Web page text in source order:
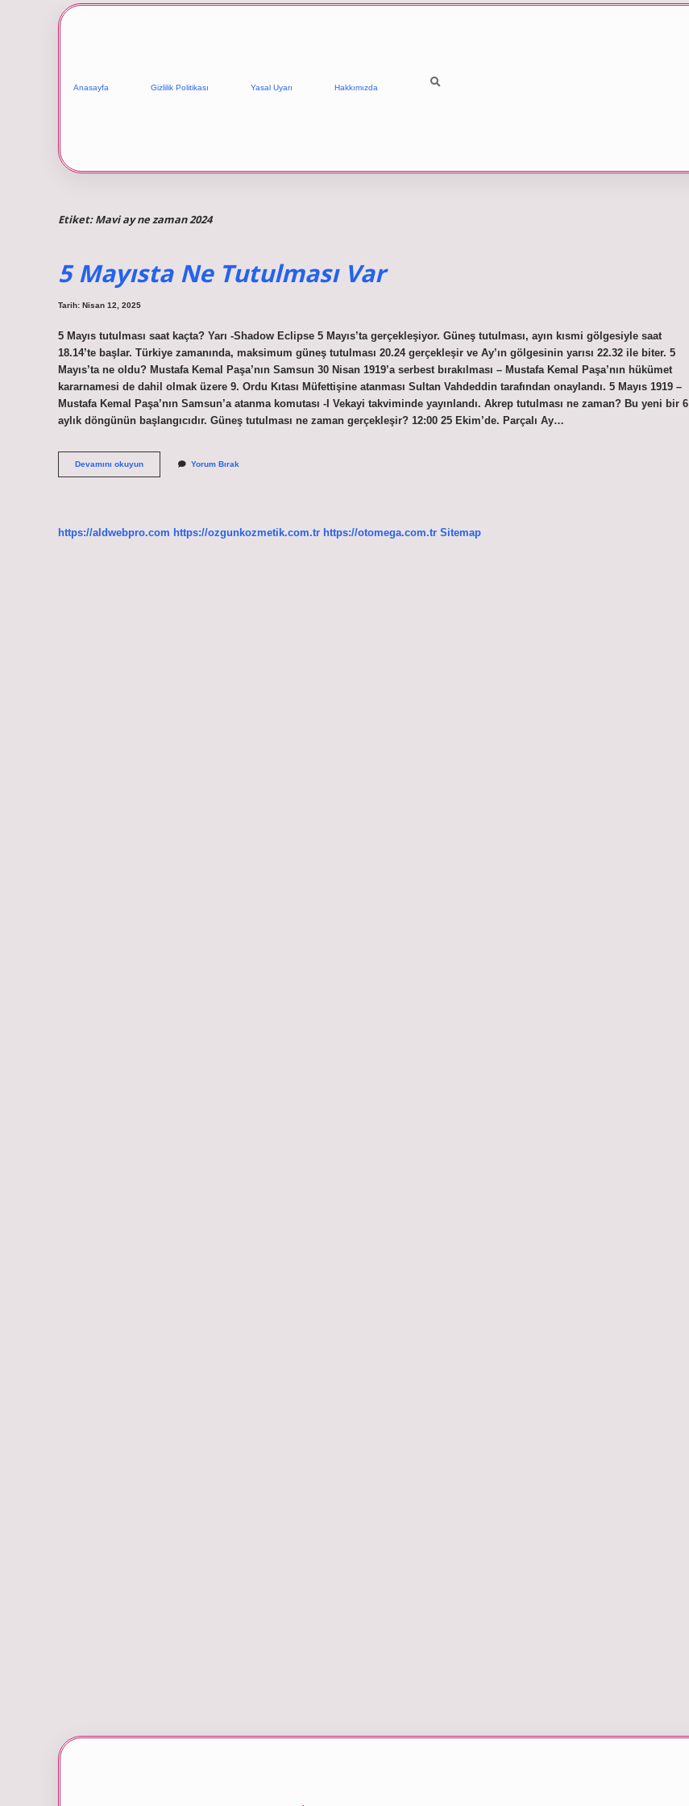
Anasayfa Gizlilik Politikası Yasal Uyarı Hakkımızda
Etiket:Mavi ay ne zaman 2024
5 Mayısta Ne Tutulması Var
Tarih: Nisan 12, 2025
5 Mayıs tutulması saat kaçta? Yarı -Shadow Eclipse 5 Mayıs’ta gerçekleşiyor. Güneş tutulması, ayın kısmi gölgesiyle saat
18.14’te başlar. Türkiye zamanında, maksimum güneş tutulması 20.24 gerçekleşir ve Ay’ın gölgesinin yarısı 22.32 ile biter. 5
Mayıs’ta ne oldu? Mustafa Kemal Paşa’nın Samsun 30 Nisan 1919’a serbest bırakılması – Mustafa Kemal Paşa’nın hükümet
kararnamesi de dahil olmak üzere 9. Ordu Kıtası Müfettişine atanması Sultan Vahdeddin tarafından onaylandı. 5 Mayıs 1919 –
Mustafa Kemal Paşa’nın Samsun’a atanma komutası -I Vekayi takviminde yayınlandı. Akrep tutulması ne zaman? Bu yeni bir 6
aylık döngünün başlangıcıdır. Güneş tutulması ne zaman gerçekleşir? 12:00 25 Ekim’de. Parçalı Ay…
Devamını okuyun5
Mayısta
Yorum Bırak
https://aldwebpro.com https://ozgunkozmetik.com.tr https://otomega.com.tr Sitemap